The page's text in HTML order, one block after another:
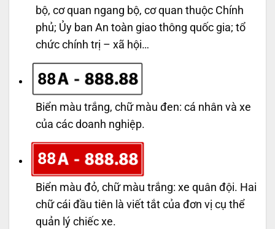
bộ, cơ quan ngang bộ, cơ quan thuộc Chính
phủ; Ủy ban An toàn giao thông quốc gia; tổ
chức chính trị – xã hội…
88
Biển màu trắng, chữ màu đen: cá nhân và xe
của các doanh nghiệp.
88
Biển màu đỏ, chữ màu trắng: xe quân đội. Hai
chữ cái đầu tiên là viết tắt của đơn vị cụ thể
quản lý chiếc xe.